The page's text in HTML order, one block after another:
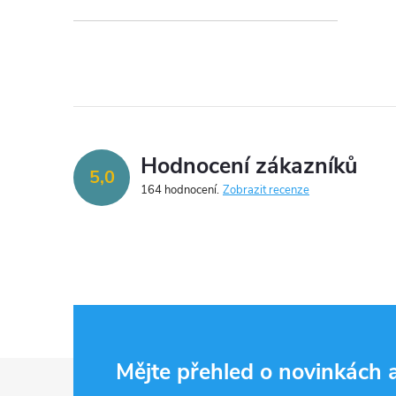
5,0 Hodnocení zákazníků
164 hodnocení Zobrazit recenze
Mějte přehled o novinkách